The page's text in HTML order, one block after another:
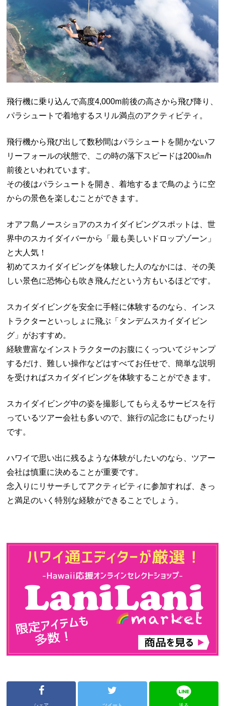
飛行機に乗り込んで高度4,000m前後の高さから飛び降り、
パラシュートで着地するスリル満点のアクティビティ。
飛行機から飛び出して数秒間はパラシュートを開かないフ
リーフォールの状態で、この時の落下スピードは200㎞/h
前後といわれています。
その後はパラシュートを開き、着地するまで鳥のように空
からの景色を楽しむことができます。
オアフ島ノースショアのスカイダイビングスポットは、世
界中のスカイダイバーから「最も美しいドロップゾーン」
と大人気！
初めてスカイダイビングを体験した人のなかには、その美
しい景色に恐怖心も吹き飛んだという方もいるほどです。
スカイダイビングを安全に手軽に体験するのなら、インス
トラクターといっしょに飛ぶ「タンデムスカイダイビン
グ」がおすすめ。
経験豊富なインストラクターのお腹にくっついてジャンプ
するだけ、難しい操作などはすべてお任せで、簡単な説明
を受ければスカイダイビングを体験することができます。
スカイダイビング中の姿を撮影してもらえるサービスを行
っているツアー会社も多いので、旅行の記念にもぴったり
です。
ハワイで思い出に残るような体験がしたいのなら、ツアー
会社は慎重に決めることが重要です。
念入りにリサーチしてアクティビティに参加すれば、きっ
と満足のいく特別な経験ができることでしょう。